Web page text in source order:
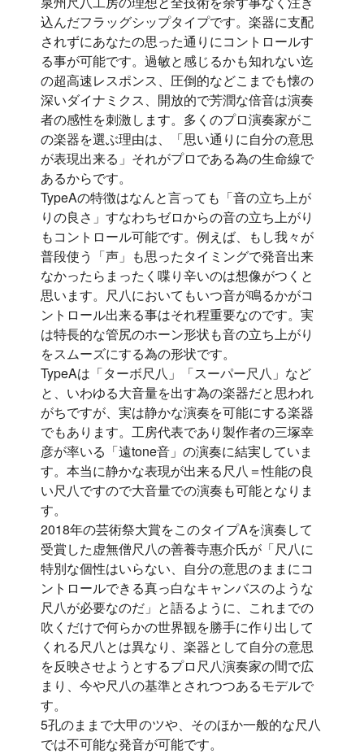
込んだフラッグシップタイプです。楽器に支配
されずにあなたの思った通りにコントロールす
る事が可能です。過敏と感じるかも知れない迄
の超高速レスポンス、圧倒的などこまでも懐の
深いダイナミクス、開放的で芳潤な倍音は演奏
者の感性を刺激します。多くのプロ演奏家がこ
の楽器を選ぶ理由は、「思い通りに自分の意思
が表現出来る」それがプロである為の生命線で
あるからです。
TypeAの特徴はなんと言っても「音の立ち上が
りの良さ」すなわちゼロからの音の立ち上がり
もコントロール可能です。例えば、もし我々が
普段使う「声」も思ったタイミングで発音出来
なかったらまったく喋り辛いのは想像がつくと
思います。尺八においてもいつ音が鳴るかがコ
ントロール出来る事はそれ程重要なのです。実
は特長的な管尻のホーン形状も音の立ち上がり
をスムーズにする為の形状です。
TypeAは「ターボ尺八」「スーパー尺八」など
と、いわゆる大音量を出す為の楽器だと思われ
がちですが、実は静かな演奏を可能にする楽器
でもあります。工房代表であり製作者の三塚幸
彦が率いる「遠tone音」の演奏に結実していま
す。本当に静かな表現が出来る尺八＝性能の良
い尺八ですので大音量での演奏も可能となりま
す。
2018年の芸術祭大賞をこのタイプAを演奏して
受賞した虚無僧尺八の善養寺惠介氏が「尺八に
特別な個性はいらない、自分の意思のままにコ
ントロールできる真っ白なキャンバスのような
尺八が必要なのだ」と語るように、これまでの
吹くだけで何らかの世界観を勝手に作り出して
くれる尺八とは異なり、楽器として自分の意思
を反映させようとするプロ尺八演奏家の間で広
まり、今や尺八の基準とされつつあるモデルで
す。
5孔のままで大甲のツや、そのほか一般的な尺八
では不可能な発音が可能です。